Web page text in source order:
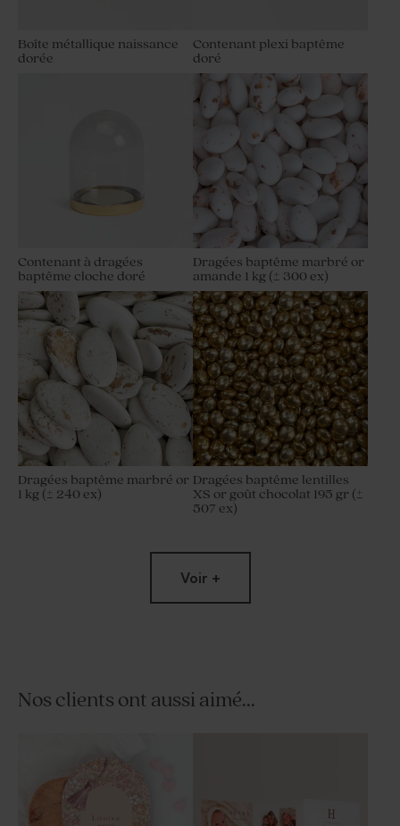
Boîte métallique naissance
dorée
Contenant plexi baptême
doré
Contenant à dragées
baptême cloche doré
Dragées baptême marbré or
amande 1 kg (± 300 ex)
Dragées baptême marbré or
1 kg (± 240 ex)
Dragées baptême lentilles
XS or goût chocolat 195 gr (±
507 ex)
Voir +
Nos clients ont aussi aimé...